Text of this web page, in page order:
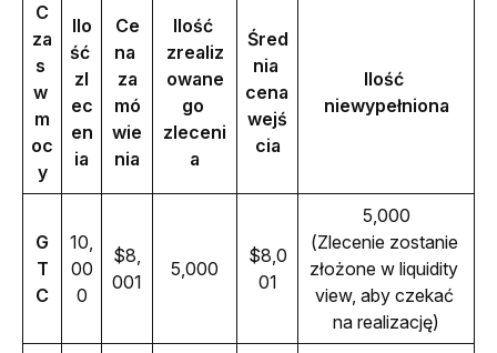
C
za
s
w
m
oc
y
Ilo
ść
zl
ec
en
ia
Ce
na
za
mó
wie
nia
Ilość
zrealiz
owane
go
zleceni
a
Śred
nia
cena
wejś
cia
Ilość
niewypełniona
G
T
C
10,
00
0
$8,
001
5,000
$8,0
01
5,000
(Zlecenie zostanie
złożone w liquidity
view, aby czekać
na realizację)